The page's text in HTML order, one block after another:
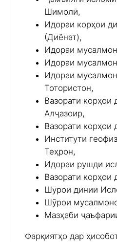
Шимолӣ,
Идораи корҳои
(Диёнат),
Идораи
Идораи
Идораи
Тотористон,
Вазорати корҳои
Алҷазоир,
Вазорати корҳои
Институти
Теҳрон,
Идораи рушди
Вазорати корҳои
Шӯрои динии
Шӯрои
Мазҳаби
Фарқиятҳо дар